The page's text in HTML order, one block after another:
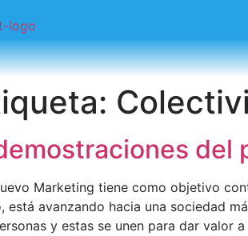
del
Marketing tiene como objetivo
está avanzando hacia una sociedad
y estas se unen para dar valor